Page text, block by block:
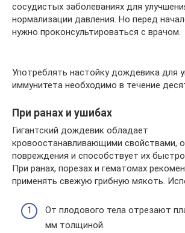
сосудистых заболеваниях для
нормализации давления. Но перед
нужно проконсультироваться с врачом.
Употреблять настойку дождевика для
иммунитета необходимо в течение
При ранах и ушибах
Гигантский дождевик обладает
кровоостанавливающими свойствами,
повреждения и способствует их
При ранах, порезах и гематомах
применять свежую грибную мякоть.
От плодового тела отрезают
мм толщиной.